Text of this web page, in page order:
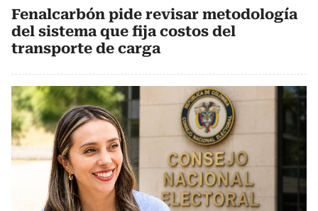
Fenalcarbón pide revisar metodología
del sistema que fija costos del
transporte de carga